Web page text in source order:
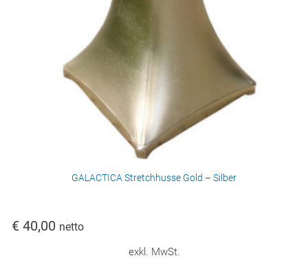
GALACTICA Stretchhusse Gold – Silber
€ 40,00 netto
exkl. MwSt.